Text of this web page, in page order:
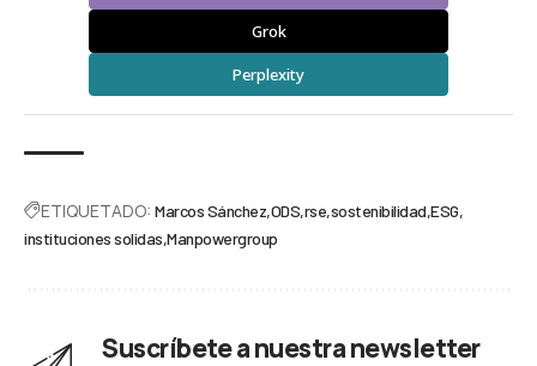
Grok
Perplexity
ETIQUETADO: Marcos Sánchez ODS rse sostenibilidad ESG
instituciones solidas Manpowergroup
Suscríbete a nuestra newsletter